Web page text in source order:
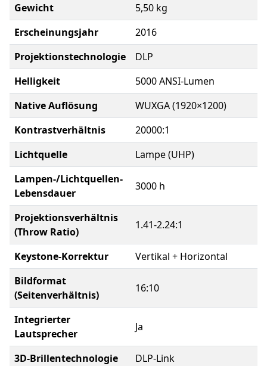
Gewicht
5,50 kg
Erscheinungsjahr
2016
Projektionstechnologie
DLP
Helligkeit
5000 ANSI-Lumen
Native Auflösung
WUXGA (1920×1200)
Kontrastverhältnis
20000:1
Lichtquelle
Lampe (UHP)
Lampen-/Lichtquellen-
Lebensdauer
3000 h
Projektionsverhältnis
(Throw Ratio)
1.41-2.24:1
Keystone-Korrektur
Vertikal + Horizontal
Bildformat
(Seitenverhältnis)
16:10
Integrierter
Lautsprecher
Ja
3D-Brillentechnologie
DLP-Link